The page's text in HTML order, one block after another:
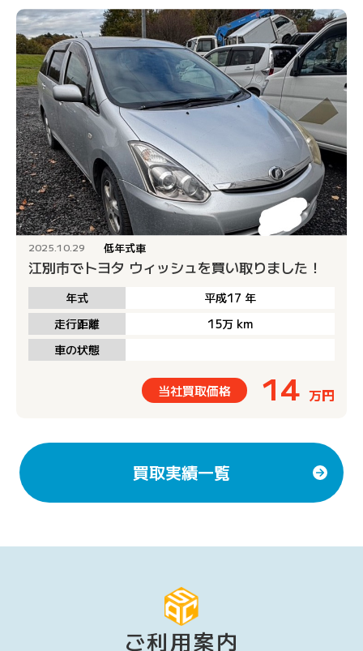
2025.10.29 低年式車
江別市でトヨタ ウィッシュを買い取りました！
年式 平成17 年
走行距離
15万 km
車の状態
当社買取価格 14 万円
買取実績一覧
ご利用案内